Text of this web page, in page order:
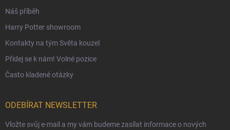
Náš příběh
Harry Potter showroom
Kontakty na tým Světa kouzel
Přidej se k nám! Volné pozice
Často kladené otázky
ODEBÍRAT NEWSLETTER
Vložte svůj e-mail a my vám budeme zasílat informace o nových